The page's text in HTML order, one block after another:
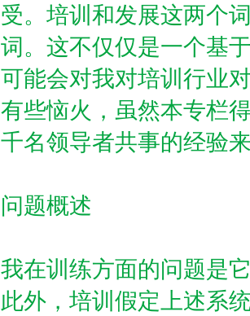
受。培训和发展这两个
词。这不仅仅是一个基
可能会对我对培训行业
有些恼火，虽然本专栏
千名领导者共事的经验
问题概述
我在训练方面的问题是
此外，培训假定上述系